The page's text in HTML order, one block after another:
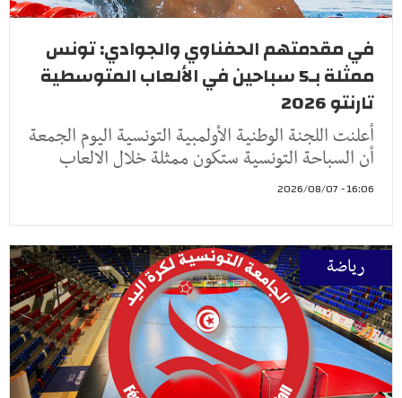
في مقدمتهم الحفناوي والجوادي: تونس
ممثلة بـ5 سباحين في الألعاب المتوسطية
تارنتو 2026
أعلنت اللجنة الوطنية الأولمبية التونسية اليوم الجمعة
أن السباحة التونسية ستكون ممثلة خلال الالعاب
16:06 - 2026/08/07
رياضة